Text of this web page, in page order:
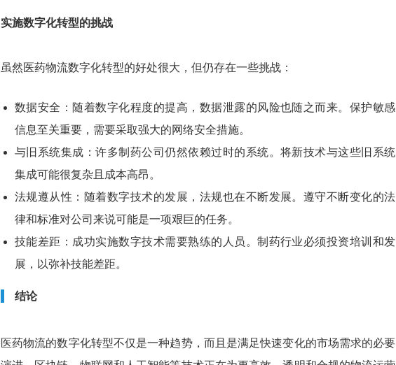
实施数字化转型的挑战
虽然医药物流数字化转型的好处很大，但仍存在一些挑战：
数据安全：随着数字化程度的提高，数据泄露的风险也随之而来。保护敏感
信息至关重要，需要采取强大的网络安全措施。
与旧系统集成：许多制药公司仍然依赖过时的系统。将新技术与这些旧系统
集成可能很复杂且成本高昂。
法规遵从性：随着数字技术的发展，法规也在不断发展。遵守不断变化的法
律和标准对公司来说可能是一项艰巨的任务。
技能差距：成功实施数字技术需要熟练的人员。制药行业必须投资培训和发
展，以弥补技能差距。
结论
医药物流的数字化转型不仅是一种趋势，而且是满足快速变化的市场需求的必要